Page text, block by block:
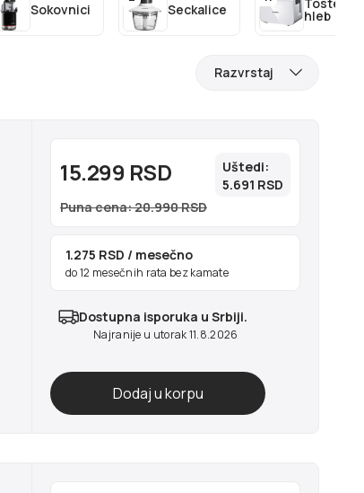
Sokovnici Seckalice hleb
Razvrstaj
15.299 RSD
Uštedi:
5.691 RSD
Puna cena: 20.990 RSD
1.275 RSD / mesečno
do 12 mesečnih rata bez kamate
Dostupna isporuka u Srbiji.
Najranije u utorak 11.8.2026